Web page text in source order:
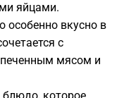
яйцами.
особенно вкусно в
с
мясом и